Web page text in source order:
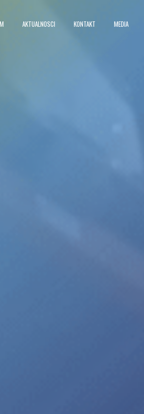
AKTUALNOSCI KONTAKT MEDIA